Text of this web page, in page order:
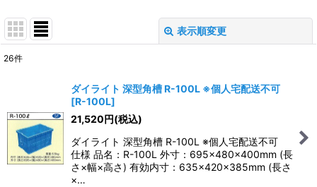
表示順変更
並び順:
絞り込む
26件
ダイライト 深型角槽 R-100L ※個人宅配送不可
[R-100L]
21,520円(税込)
ダイライト 深型角槽 R-100L ※個人宅配送不可
仕様 品名：R-100L 外寸：695×480×400mm (長
さ×幅×高さ) 有効内寸：635×420×385mm (長さ
×…